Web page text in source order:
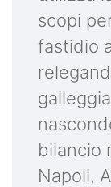
scopi
fastidio
bilancio
Napoli,